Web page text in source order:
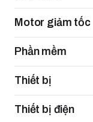
Motor giảm tốc
Phần mềm
Thiết bị
Thiết bị điện